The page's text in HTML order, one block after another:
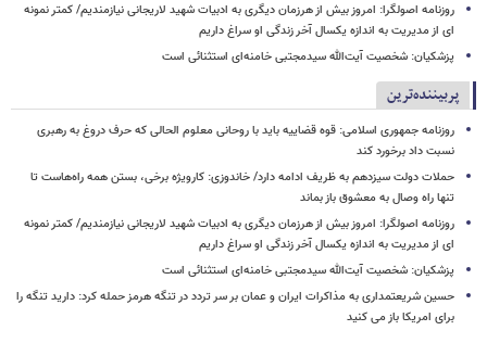
روزنامه اصولگرا: امروز بیش از هرزمان دیگری به ادبیات شهید لاریجانی نیازمندیم/ کمتر نمونه
ای از مدیریت به اندازه یکسال آخر زندگی او سراغ داریم
پزشکیان: شخصیت آیت‌الله سیدمجتبی خامنه‌ای استثنائی است
پربیننده‌ترین
روزنامه جمهوری اسلامی: قوه قضاییه باید با روحانی معلوم الحالی که حرف دروغ به رهبری
نسبت داد برخورد کند
حملات دولت سیزدهم به ظریف ادامه دارد/ خاندوزی: کارویژه برخی، بستن همه راه‌هاست تا
تنها راه وصال به معشوق باز بماند
روزنامه اصولگرا: امروز بیش از هرزمان دیگری به ادبیات شهید لاریجانی نیازمندیم/ کمتر نمونه
ای از مدیریت به اندازه یکسال آخر زندگی او سراغ داریم
پزشکیان: شخصیت آیت‌الله سیدمجتبی خامنه‌ای استثنائی است
حسین شریعتمداری به مذاکرات ایران و عمان بر سر تردد در تنگه هرمز حمله کرد: دارید تنگه را
برای امریکا باز می کنید